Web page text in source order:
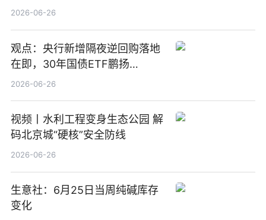
2026-06-26
观点：央行新增隔夜逆回购落地
在即，30年国债ETF鹏扬
(511090) 盘中小幅上涨
2026-06-26
视频丨水利工程变身生态公园 解
码北京城“硬核”安全防线
2026-06-26
生意社：6月25日当周纯碱库存
变化